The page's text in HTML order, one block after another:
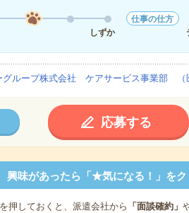
しずか
仕事の仕方
グループ株式会社 ケアサービス事業部 （
応募する
興味があったら「★気になる！」をク
押しておくと、派遣会社から 「面談確約」